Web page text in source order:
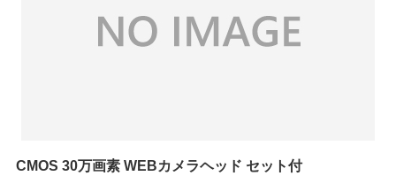
CMOS 30万画素 WEBカメラヘッド セット付